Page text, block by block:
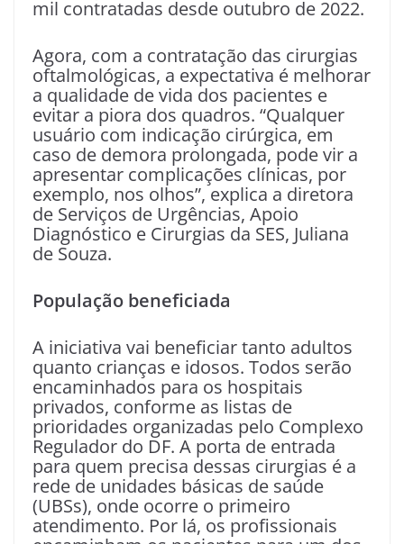
mil contratadas desde outubro de 2022.
Agora, com a contratação das cirurgias
oftalmológicas, a expectativa é melhorar
a qualidade de vida dos pacientes e
evitar a piora dos quadros. “Qualquer
usuário com indicação cirúrgica, em
caso de demora prolongada, pode vir a
apresentar complicações clínicas, por
exemplo, nos olhos”, explica a diretora
de Serviços de Urgências, Apoio
Diagnóstico e Cirurgias da SES, Juliana
de Souza.
População beneficiada
A iniciativa vai beneficiar tanto adultos
quanto crianças e idosos. Todos serão
encaminhados para os hospitais
privados, conforme as listas de
prioridades organizadas pelo Complexo
Regulador do DF. A porta de entrada
para quem precisa dessas cirurgias é a
rede de unidades básicas de saúde
(UBSs), onde ocorre o primeiro
atendimento. Por lá, os profissionais